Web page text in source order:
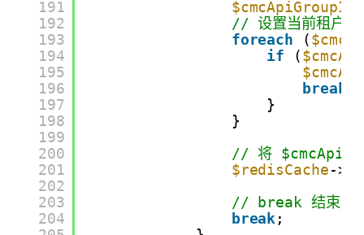
191
192
193
194
195
196
197
198
199
200
201
202
203
204
$cmcApiGroupIds
// 设置当前租户的
foreach
(
if
(
break
}
}
// 将
$redisCache-
// break 结束当前
break ;